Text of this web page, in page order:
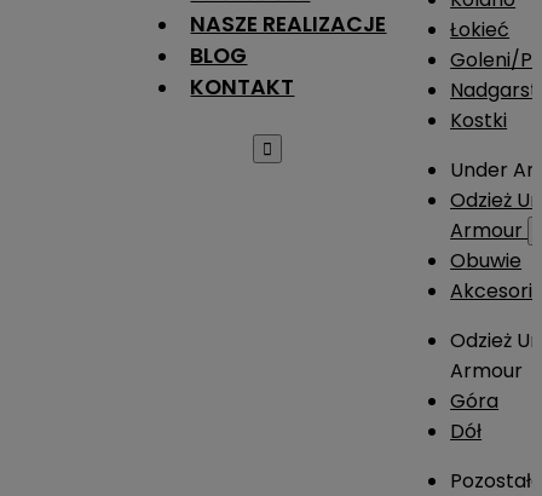
NASZE REALIZACJE
BLOG
KONTAKT

Łokieć
Goleni/
Kostki
Under
Odzież
Armour
Obuwie
Odzież
Armour
Góra
Dół